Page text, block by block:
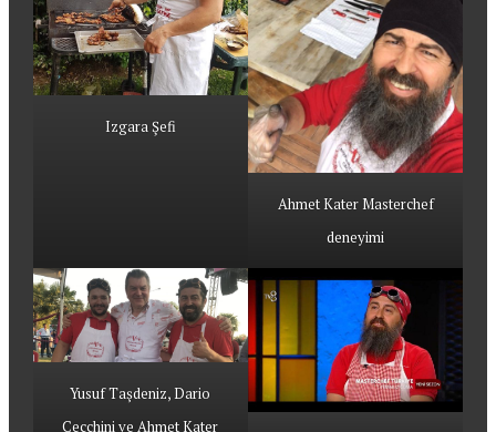
Izgara Şefi
Ahmet Kater Masterchef
deneyimi
Yusuf Taşdeniz, Dario
Cecchini ve Ahmet Kater